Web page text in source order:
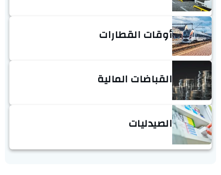
أوقات القطارات
القباضات المالية
الصيدليات